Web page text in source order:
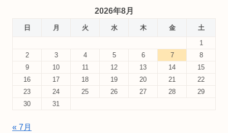
2026年8月
日 月 火 水 木 金
土
1
2
3 4 5 6 7
8
9
10 11 12 13 14
15
16
17 18 19 20 21
22
23
24 25 26 27 28
29
30
31
« 7月